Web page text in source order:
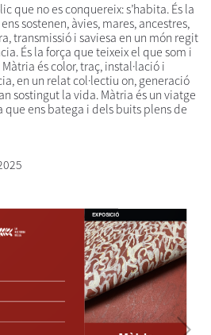
que no es conquereix: s’habita. És la
sostenen, àvies, mares, ancestres,
transmissió i saviesa en un món regit
És la força que teixeix el que som i
és color, traç, instal·lació i
en un relat col·lectiu on, generació
sostingut la vida. Màtria és un viatge
que ens batega i dels buits plens de